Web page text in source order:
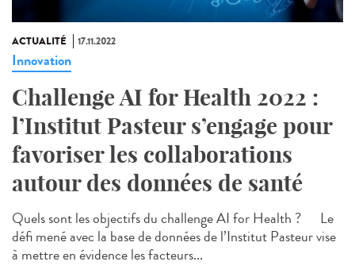
ACTUALITÉ 17.11.2022
Innovation
Challenge AI for Health 2022 :
l’Institut Pasteur s’engage pour
favoriser les collaborations
autour des données de santé
Quels sont les objectifs du challenge AI for Health ? Le
défi mené avec la base de données de l’Institut Pasteur vise
à mettre en évidence les facteurs...